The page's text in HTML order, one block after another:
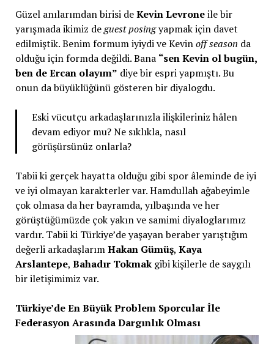
Güzel anılarımdan birisi deKevin Levroneile bir
yarışmada ikimiz deguest posingyapmak için davet
edilmiştik. Benim formum iyiydi ve Kevinoff season da
olduğu için formda değildi. Bana “sen Kevin ol bugün,
ben de Ercan olayım” diye bir espri yapmıştı. Bu
onun da büyüklüğünü gösteren bir diyalogdu.
Eski vücutçu arkadaşlarınızla ilişkileriniz hâlen
devam ediyor mu? Ne sıklıkla, nasıl
görüşürsünüz onlarla?
Tabii ki gerçek hayatta olduğu gibi spor âleminde de iyi
ve iyi olmayan karakterler var. Hamdullah ağabeyimle
çok olmasa da her bayramda, yılbaşında ve her
görüştüğümüzde çok yakın ve samimi diyaloglarımız
vardır. Tabii ki Türkiye’de yaşayan beraber yarıştığım
değerli arkadaşlarımHakan Gümüş, Kaya
Arslantepe, Bahadır Tokmakgibi kişilerle de saygılı
bir iletişimimiz var.
Türkiye’de En Büyük Problem Sporcular İle
Federasyon Arasında Dargınlık Olması